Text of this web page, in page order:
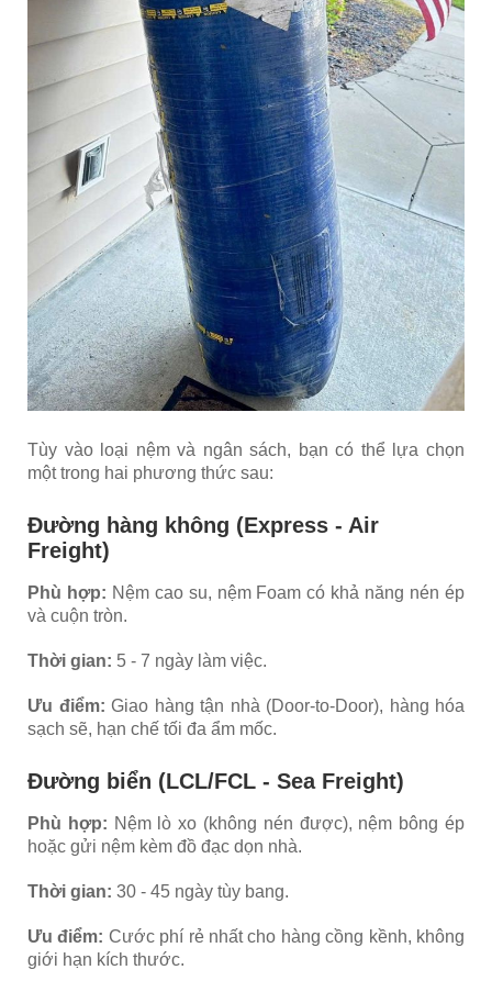
Tùy vào loại nệm và ngân sách, bạn có thể lựa chọn
một trong hai phương thức sau:
Đường hàng không (Express - Air
Freight)
Phù hợp: Nệm cao su, nệm Foam có khả năng nén ép
và cuộn tròn.
Thời gian: 5 - 7 ngày làm việc.
Ưu điểm: Giao hàng tận nhà (Door-to-Door), hàng hóa
sạch sẽ, hạn chế tối đa ẩm mốc.
Đường biển (LCL/FCL - Sea Freight)
Phù hợp: Nệm lò xo (không nén được), nệm bông ép
hoặc gửi nệm kèm đồ đạc dọn nhà.
Thời gian: 30 - 45 ngày tùy bang.
Ưu điểm: Cước phí rẻ nhất cho hàng cồng kềnh, không
giới hạn kích thước.